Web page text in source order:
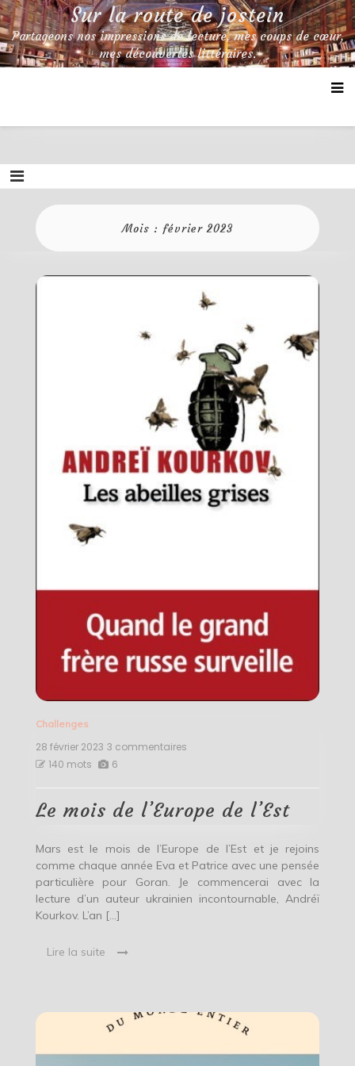
Skip
to
content
Sur la route de jostein
Partageons nos impressions de lecture, mes coups de cœur,
mes découvertes littéraires.
Mois : février 2023
Challenges
28 février 2023 3 commentaires
l’Europe
de
140 mots 6
Le mois de l’Europe de l’Est
Mars est le mois de l’Europe de l’Est et je rejoins
comme chaque année Eva et Patrice avec une pensée
particulière pour Goran. Je commencerai avec la
lecture d’un auteur ukrainien incontournable, Andréï
Kourkov. L’an […]
Lire la suite